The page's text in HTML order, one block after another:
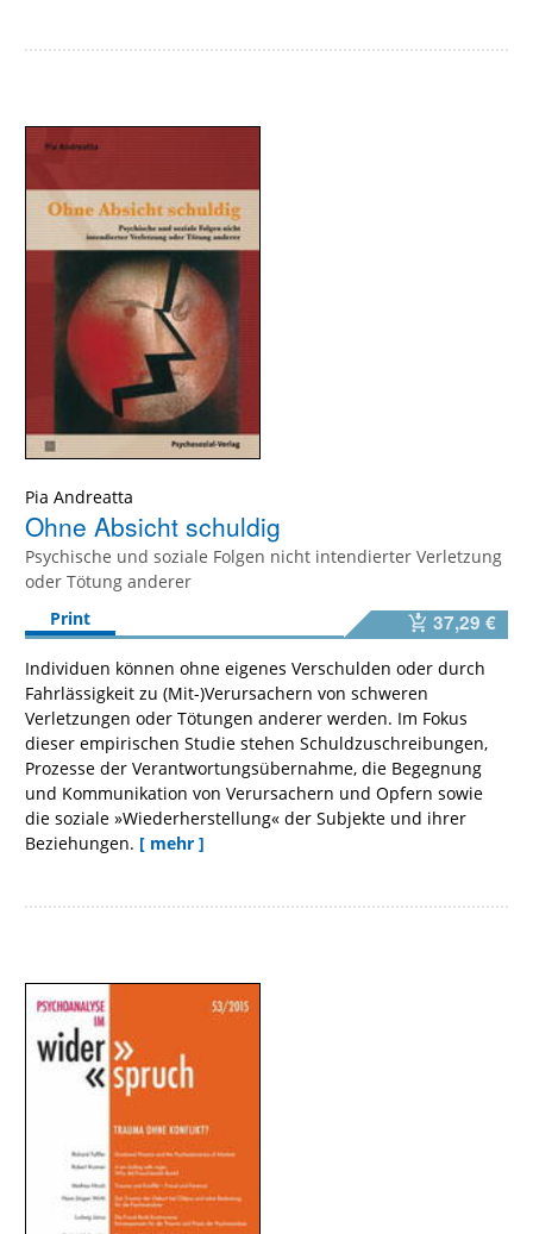
Pia Andreatta
Ohne Absicht schuldig
Psychische und soziale Folgen nicht intendierter Verletzung
oder Tötung anderer
Print
37,29 €
Individuen können ohne eigenes Verschulden oder durch
Fahrlässigkeit zu (Mit-)Verursachern von schweren
Verletzungen oder Tötungen anderer werden. Im Fokus
dieser empirischen Studie stehen Schuldzuschreibungen,
Prozesse der Verantwortungsübernahme, die Begegnung
und Kommunikation von Verursachern und Opfern sowie
die soziale »Wiederherstellung« der Subjekte und ihrer
Beziehungen. [ mehr ]